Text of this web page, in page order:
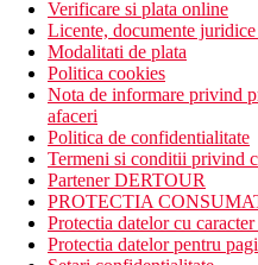
Verificare si plata online
Licente, documente
Modalitati de plata
Politica cookies
Nota de informare privind
afaceri
Politica de confidentialitate
Termeni si conditii privind
Partener DERTOUR
PROTECTIA
Protectia datelor cu caracter
Protectia datelor pentru